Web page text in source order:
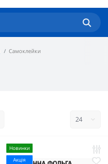
Самоклейки
Новинки
Акція